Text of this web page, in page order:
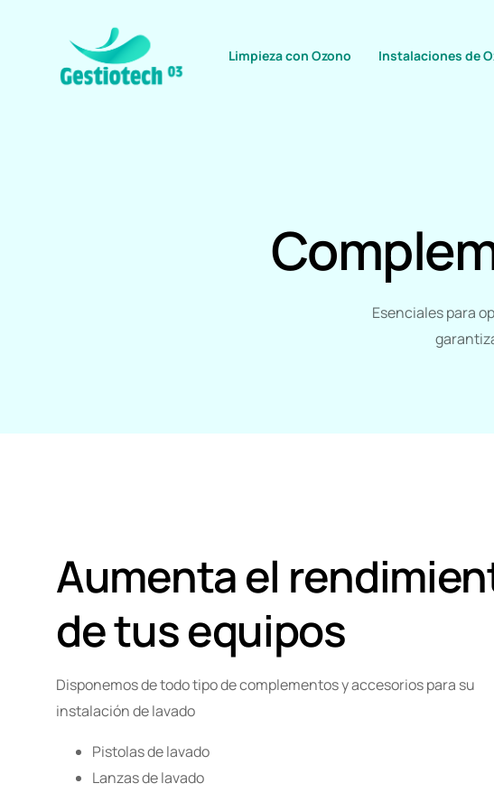
Limpieza con Ozono Instalaciones de
Tratamiento de
Hogar y Salud
Limpieza en
Esenciales para
Aumenta el
de tus equipos
Disponemos de todo tipo de complementos y accesorios para su
instalación de lavado
Pistolas de lavado
Lanzas de lavado